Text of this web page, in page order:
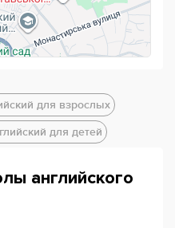
для взрослых
для детей
английского